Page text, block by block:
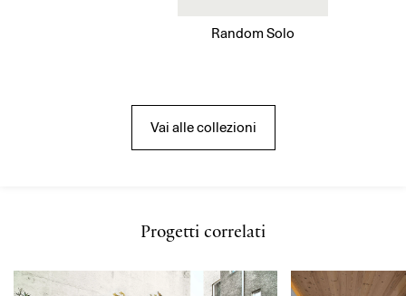
Random Solo
Vai alle collezioni
Progetti correlati